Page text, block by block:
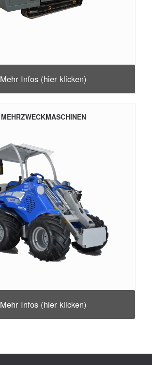
Mehr Infos (hier klicken)
MEHRZWECKMASCHINEN
Mehr Infos (hier klicken)